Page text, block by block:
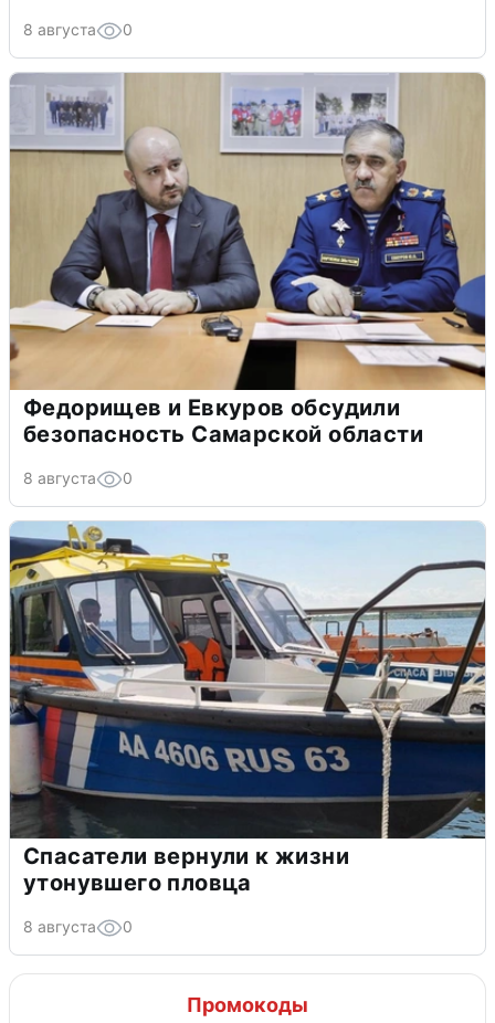
8 августа 0
Федорищев и Евкуров обсудили
безопасность Самарской области
8 августа 0
Спасатели вернули к жизни
утонувшего пловца
8 августа 0
Промокоды